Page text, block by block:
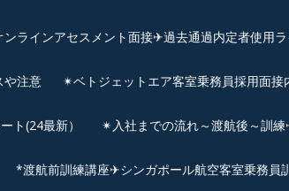
ラインアセスメント面接✈︎過去通過内定者使用
や注意 ✴︎ベトジェットエア客室乗務員採用面
ト(24最新） ✴︎入社までの流れ～渡航後～訓
*渡航前訓練講座✈シンガポール航空客室乗務員